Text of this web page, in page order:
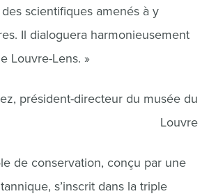
scientifiques amenés à y
Il dialoguera harmonieusement
Louvre-Lens. »
président-directeur du musée du
Louvre
de conservation, conçu par une
s’inscrit dans la triple